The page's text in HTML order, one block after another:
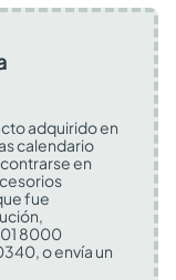
adquirido en
calendario
en
fue
8000
o envía un